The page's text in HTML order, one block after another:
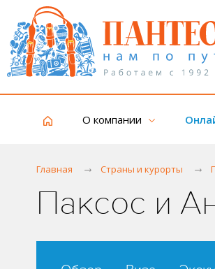
О компании
Главная Страны и курорты
Паксос и